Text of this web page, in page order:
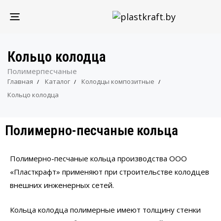
TOGGLE
Кольцо колодца
Полимерпесчаные
Главная Каталог
Колодцы композитные
Кольцо колодца
Полимерно-песчаные кольца
Полимерно-песчаные кольца производства ООО
«Пласткрафт» применяют при строительстве колодцев
внешних инженерных сетей.
Кольца колодца полимерные имеют толщину стенки